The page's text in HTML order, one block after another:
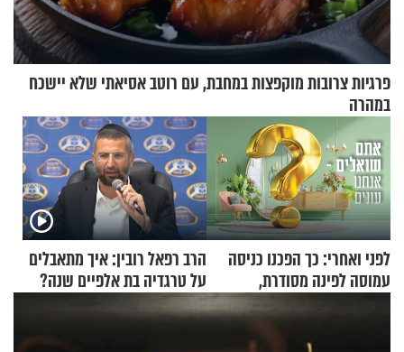
פרגיות צרובות מוקפצות במחבת, עם רוטב אסיאתי שלא יישכח
במהרה
לפני ואחרי: כך הפכנו כניסה
עמוסה לפינה מסודרת,
הרב רפאל רובין: איך מתאבלים
על טרגדיה בת אלפיים שנה?